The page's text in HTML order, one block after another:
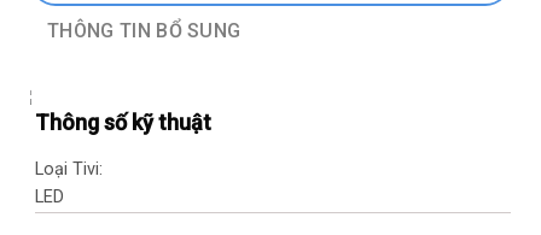
THÔNG TIN BỔ SUNG
Thông số kỹ thuật
Loại Tivi:
LED